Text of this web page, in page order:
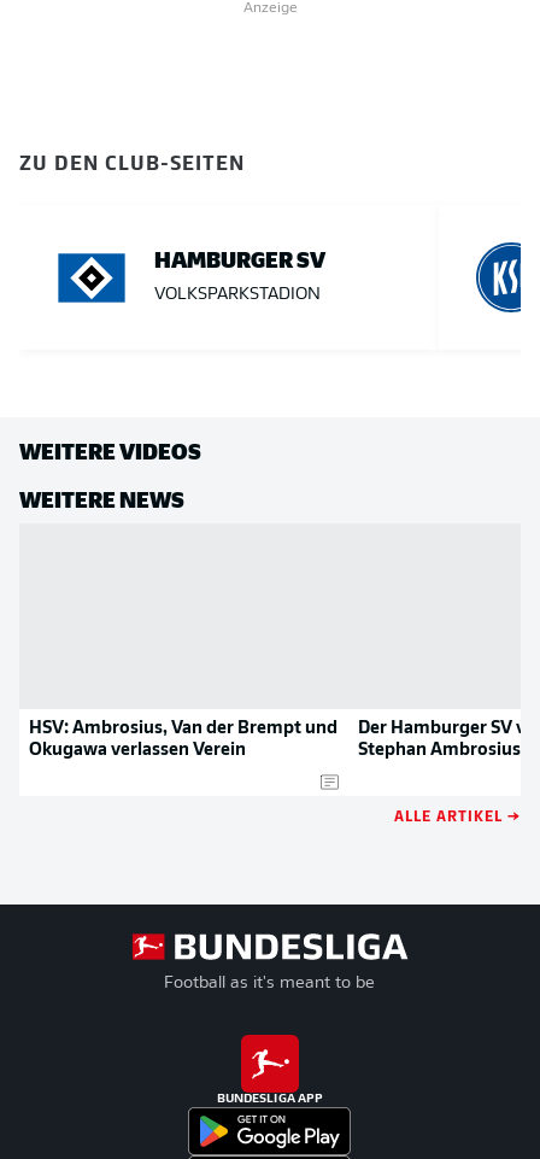
Anzeige
ZU DEN CLUB-SEITEN
HAMBURGER SV
VOLKSPARKSTADION
WEITERE VIDEOS
WEITERE NEWS
HSV: Ambrosius, Van der Brempt und
Okugawa verlassen Verein
Der Hamburger SV
Stephan Ambrosius
ALLE ARTIKEL →
Football as it's meant to be
BUNDESLIGA APP